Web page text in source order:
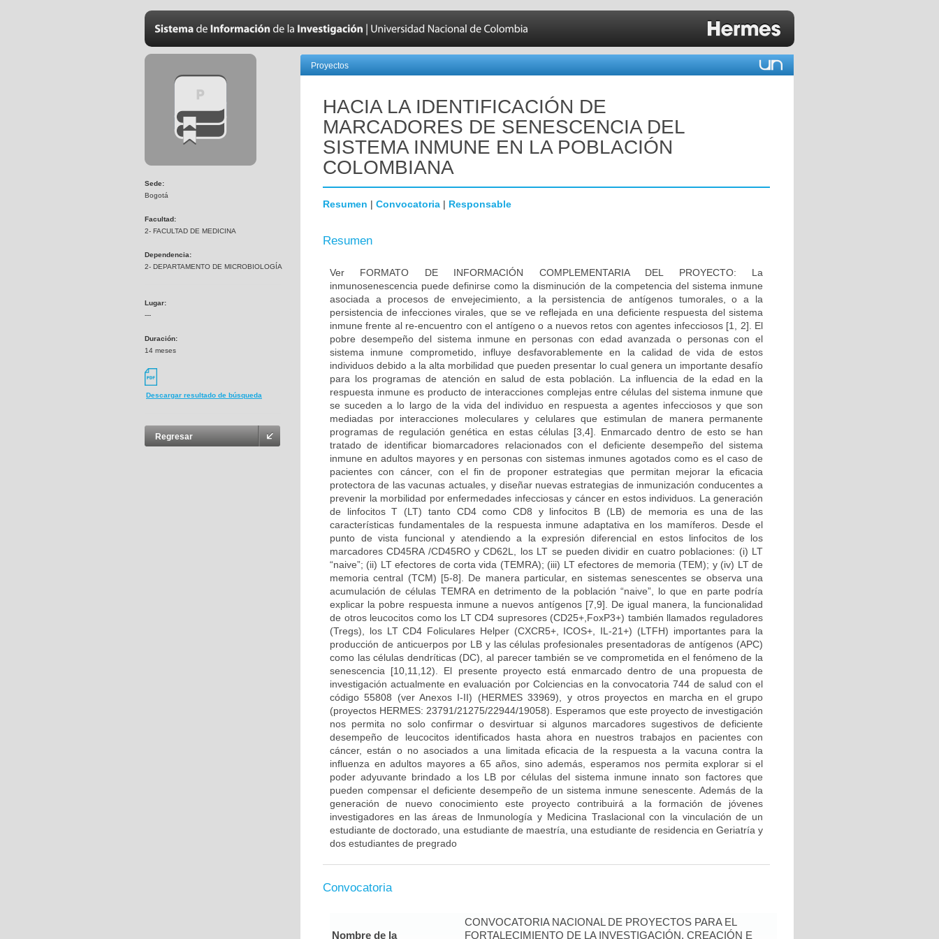
Sede:
Bogotá
Facultad:
2- FACULTAD DE MEDICINA
Dependencia:
2- DEPARTAMENTO DE MICROBIOLOGÍA
Lugar:
---
Duración:
14 meses
Descargar resultado de búsqueda
Regresar
Proyectos
HACIA LA IDENTIFICACIÓN DE
MARCADORES DE SENESCENCIA DEL
SISTEMA INMUNE EN LA POBLACIÓN
COLOMBIANA
Resumen | Convocatoria | Responsable
Resumen
Ver FORMATO DE INFORMACIÓN COMPLEMENTARIA DEL PROYECTO: La
inmunosenescencia puede definirse como la disminución de la competencia del sistema inmune
asociada a procesos de envejecimiento, a la persistencia de antígenos tumorales, o a la
persistencia de infecciones virales, que se ve reflejada en una deficiente respuesta del sistema
inmune frente al re-encuentro con el antígeno o a nuevos retos con agentes infecciosos [1, 2]. El
pobre desempeño del sistema inmune en personas con edad avanzada o personas con el
sistema inmune comprometido, influye desfavorablemente en la calidad de vida de estos
individuos debido a la alta morbilidad que pueden presentar lo cual genera un importante desafío
para los programas de atención en salud de esta población. La influencia de la edad en la
respuesta inmune es producto de interacciones complejas entre células del sistema inmune que
se suceden a lo largo de la vida del individuo en respuesta a agentes infecciosos y que son
mediadas por interacciones moleculares y celulares que estimulan de manera permanente
programas de regulación genética en estas células [3,4]. Enmarcado dentro de esto se han
tratado de identificar biomarcadores relacionados con el deficiente desempeño del sistema
inmune en adultos mayores y en personas con sistemas inmunes agotados como es el caso de
pacientes con cáncer, con el fin de proponer estrategias que permitan mejorar la eficacia
protectora de las vacunas actuales, y diseñar nuevas estrategias de inmunización conducentes a
prevenir la morbilidad por enfermedades infecciosas y cáncer en estos individuos. La generación
de linfocitos T (LT) tanto CD4 como CD8 y linfocitos B (LB) de memoria es una de las
características fundamentales de la respuesta inmune adaptativa en los mamíferos. Desde el
punto de vista funcional y atendiendo a la expresión diferencial en estos linfocitos de los
marcadores CD45RA /CD45RO y CD62L, los LT se pueden dividir en cuatro poblaciones: (i) LT
“naive”; (ii) LT efectores de corta vida (TEMRA); (iii) LT efectores de memoria (TEM); y (iv) LT de
memoria central (TCM) [5-8]. De manera particular, en sistemas senescentes se observa una
acumulación de células TEMRA en detrimento de la población “naive”, lo que en parte podría
explicar la pobre respuesta inmune a nuevos antígenos [7,9]. De igual manera, la funcionalidad
de otros leucocitos como los LT CD4 supresores (CD25+,FoxP3+) también llamados reguladores
(Tregs), los LT CD4 Foliculares Helper (CXCR5+, ICOS+, IL-21+) (LTFH) importantes para la
producción de anticuerpos por LB y las células profesionales presentadoras de antígenos (APC)
como las células dendríticas (DC), al parecer también se ve comprometida en el fenómeno de la
senescencia [10,11,12). El presente proyecto está enmarcado dentro de una propuesta de
investigación actualmente en evaluación por Colciencias en la convocatoria 744 de salud con el
código 55808 (ver Anexos I-II) (HERMES 33969), y otros proyectos en marcha en el grupo
(proyectos HERMES: 23791/21275/22944/19058). Esperamos que este proyecto de investigación
nos permita no solo confirmar o desvirtuar si algunos marcadores sugestivos de deficiente
desempeño de leucocitos identificados hasta ahora en nuestros trabajos en pacientes con
cáncer, están o no asociados a una limitada eficacia de la respuesta a la vacuna contra la
influenza en adultos mayores a 65 años, sino además, esperamos nos permita explorar si el
poder adyuvante brindado a los LB por células del sistema inmune innato son factores que
pueden compensar el deficiente desempeño de un sistema inmune senescente. Además de la
generación de nuevo conocimiento este proyecto contribuirá a la formación de jóvenes
investigadores en las áreas de Inmunología y Medicina Traslacional con la vinculación de un
estudiante de doctorado, una estudiante de maestría, una estudiante de residencia en Geriatría y
dos estudiantes de pregrado
Convocatoria
Nombre de la
CONVOCATORIA NACIONAL DE PROYECTOS PARA EL
FORTALECIMIENTO DE LA INVESTIGACIÓN, CREACIÓN E